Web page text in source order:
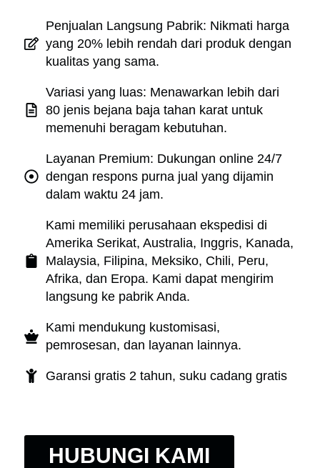
Penjualan Langsung Pabrik: Nikmati harga
yang 20% lebih rendah dari produk dengan
kualitas yang sama.
Variasi yang luas: Menawarkan lebih dari
80 jenis bejana baja tahan karat untuk
memenuhi beragam kebutuhan.
Layanan Premium: Dukungan online 24/7
dengan respons purna jual yang dijamin
dalam waktu 24 jam.
Kami memiliki perusahaan ekspedisi di
Amerika Serikat, Australia, Inggris, Kanada,
Malaysia, Filipina, Meksiko, Chili, Peru,
Afrika, dan Eropa. Kami dapat mengirim
langsung ke pabrik Anda.
Kami mendukung kustomisasi,
pemrosesan, dan layanan lainnya.
Garansi gratis 2 tahun, suku cadang gratis
HUBUNGI KAMI